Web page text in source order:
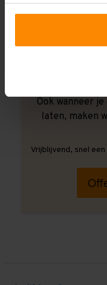
Ook wanneer
laten, maken
Vrijblijvend, snel